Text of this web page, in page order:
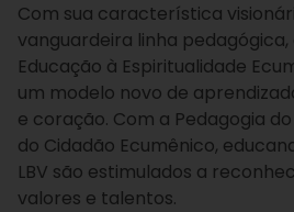
Com sua característica
vanguardeira linha
Educação à Espiritualidade
um modelo novo de
e coração. Com a Pedagogia
do Cidadão Ecumênico,
LBV são estimulados a
valores e talentos.